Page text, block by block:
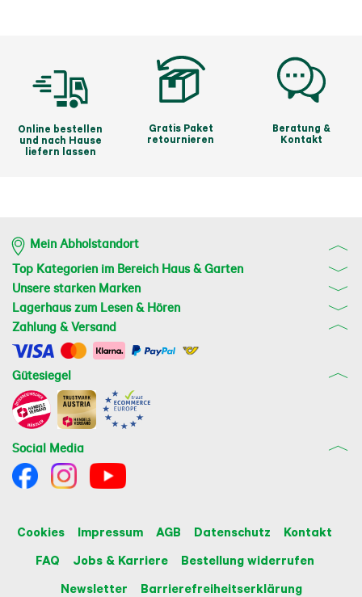
Online bestellen
und nach Hause
liefern lassen
Gratis Paket
retournieren
Beratung &
Kontakt
Mein Abholstandort
Top Kategorien im Bereich Haus & Garten
Unsere starken Marken
Lagerhaus zum Lesen & Hören
Zahlung & Versand
Gütesiegel
Social Media
Cookies Impressum AGB Datenschutz
Kontakt
FAQ
Jobs & Karriere
Bestellung widerrufen
Newsletter
Barrierefreiheitserklärung